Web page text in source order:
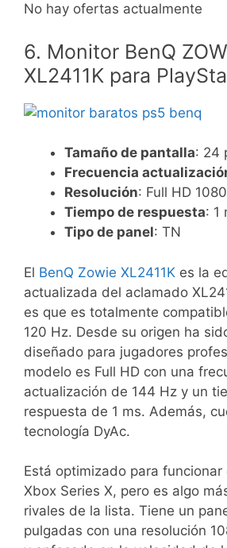
No hay ofertas actualmente
6. Monitor BenQ
XL2411K para
Tamaño de pantalla: 24
Frecuencia
Resolución: Full HD
Tiempo de respuesta: 1
Tipo de panel: TN
El BenQ Zowie XL2411K es la
actualizada del aclamado
es que es totalmente
120 Hz. Desde su origen ha
diseñado para jugadores
modelo es Full HD con una
actualización de 144 Hz y un
respuesta de 1 ms. Además,
tecnología DyAc.
Está optimizado para funcionar
Xbox Series X, pero es algo
rivales de la lista. Tiene un
pulgadas con una resolución